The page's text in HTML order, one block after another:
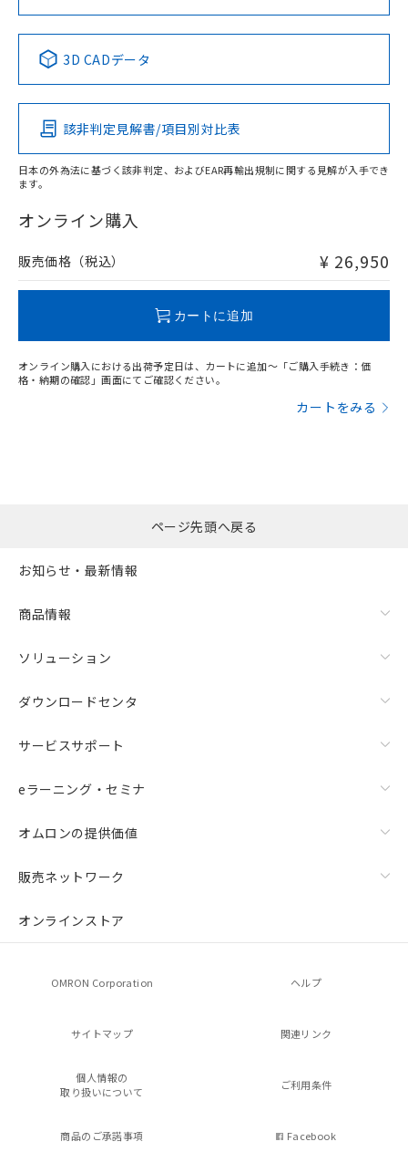
Pb Hg Cd Cr(VI)
O
在庫等で未対応品が混在する可能性があります。
問い合わせください。
No No No No
この製品の規格認証/適合状況ページへ
その他の認証はこちらのページからご検索ください
3D CADデータ
該非判定見解書/項目別対比表
日本の外為法に基づく該非判定、およびEAR再輸出規制に関する見解が入手でき
ます。
オンライン購入
販売価格（税込） ¥ 26,950
カートに追加
オンライン購入における出荷予定日は、カートに追加～「ご購入手続き：価
格・納期の確認」画面にてご確認ください。
カートをみる
ページ先頭へ戻る
お知らせ・最新情報
商品情報
ソリューション
ダウンロードセンタ
サービスサポート
eラーニング・セミナ
オムロンの提供価値
販売ネットワーク
オンラインストア
OMRON Corporation ヘルプ
サイトマップ 関連リンク
個人情報の
取り扱いについて
ご利用条件
商品のご承諾事項 Facebook